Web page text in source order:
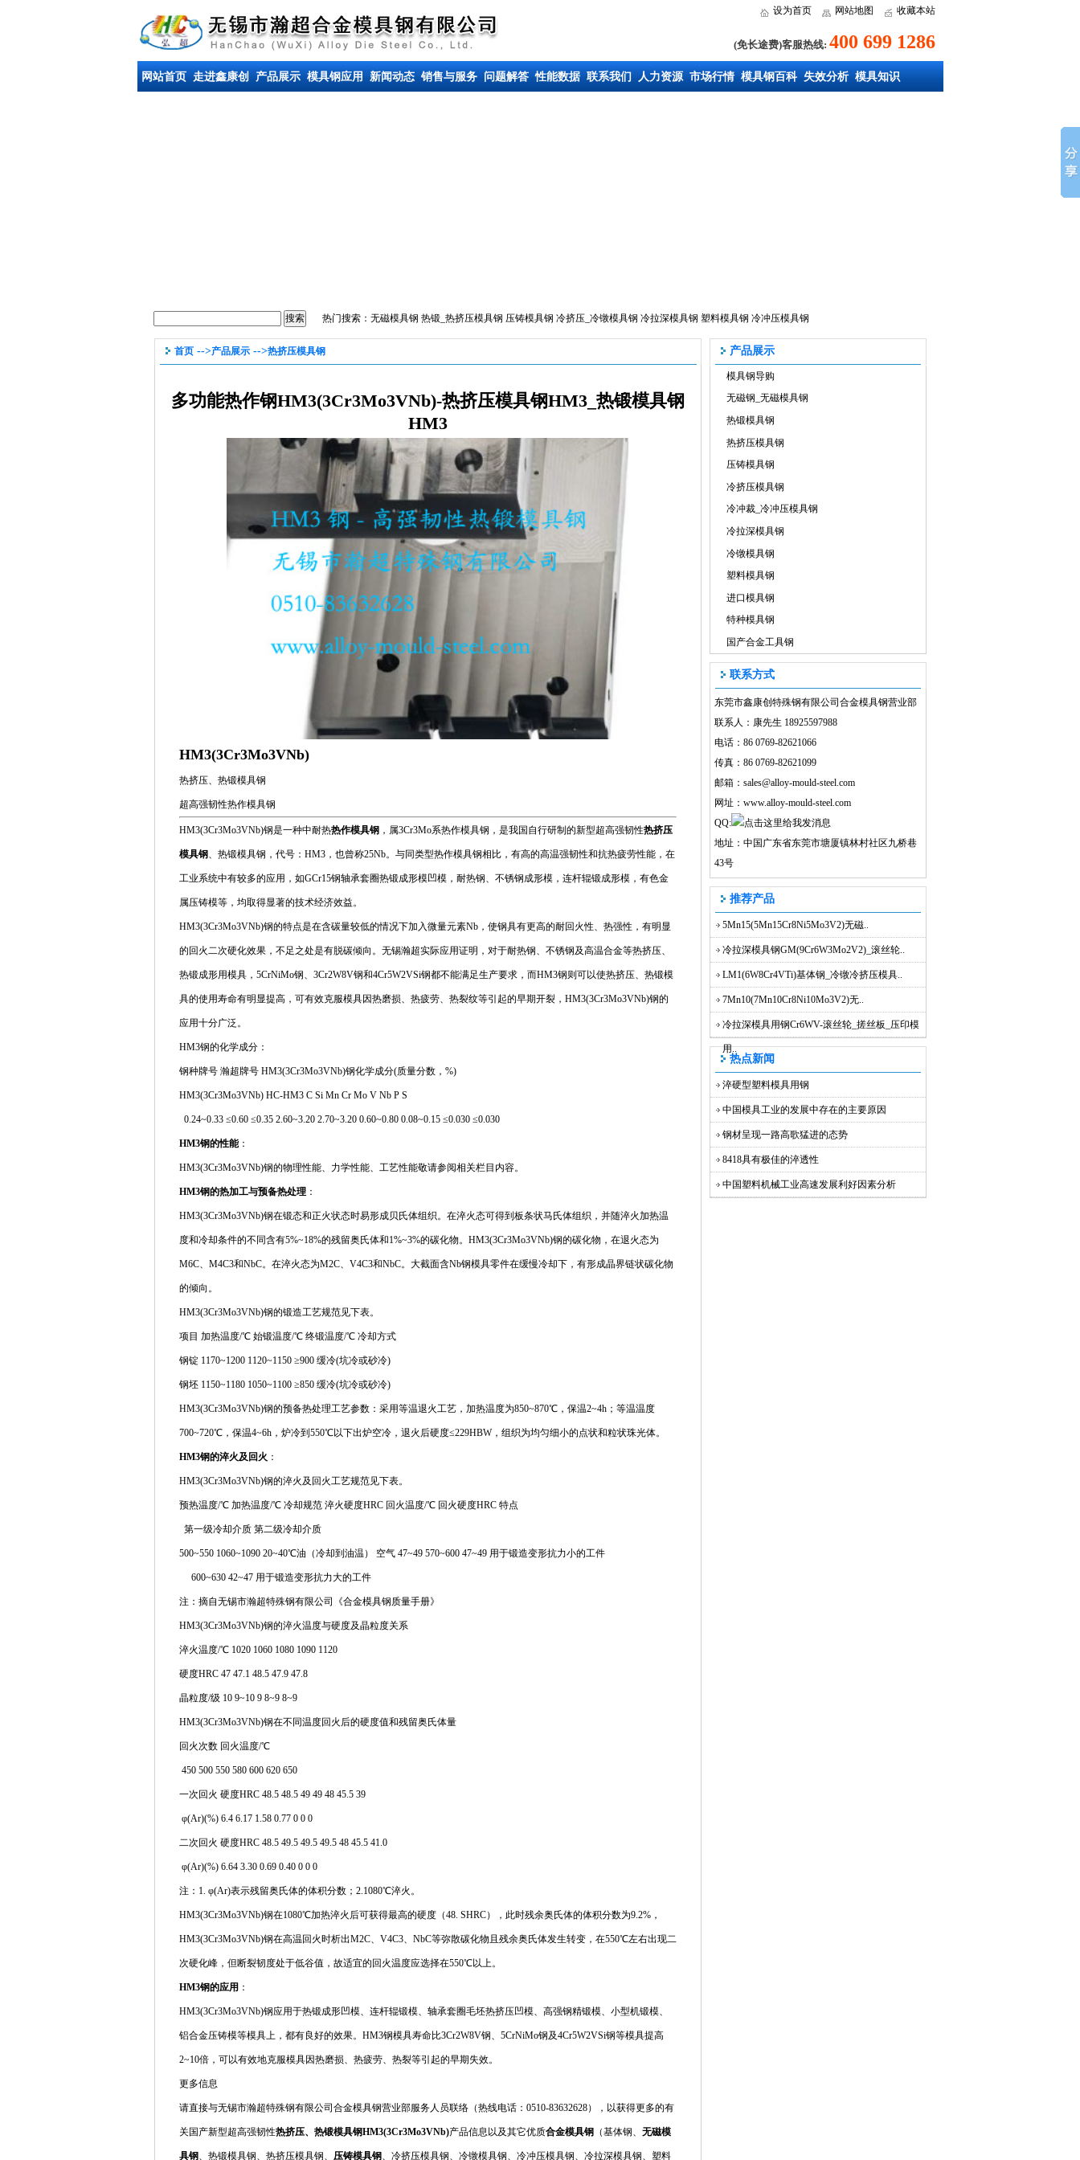
设为首页 网站地图 收藏本站
(免长途费)客服热线: 400 699 1286
网站首页 走进鑫康创 产品展示 模具钢应用 新闻动态 销售与服务 问题解答 性能数据 联系我们 人力资源 市场行情 模具钢百科 失效分析 模具知识
热门搜索： 无磁模具钢 热锻_热挤压模具钢 压铸模具钢 冷挤压_冷镦模具钢 冷拉深模具钢 塑料模具钢 冷冲压模具钢
首页-->产品展示-->热挤压模具钢
多功能热作钢HM3(3Cr3Mo3VNb)-热挤压模具钢HM3_热锻模具钢
HM3
HM3(3Cr3Mo3VNb)
热挤压、热锻模具钢
超高强韧性热作模具钢
HM3(3Cr3Mo3VNb)钢是一种中耐热热作模具钢 ，属3Cr3Mo系热作模具钢，是我国自行研制的新型超高强韧性热挤压
模具钢、热锻模具钢，代号：HM3，也曾称25Nb。与同类型热作模具钢相比，有高的高温强韧性和抗热疲劳性能，在
工业系统中有较多的应用，如GCr15钢轴承套圈热锻成形模凹模，耐热钢、不锈钢成形模，连杆辊锻成形模，有色金
属压铸模等，均取得显著的技术经济效益。
HM3(3Cr3Mo3VNb)钢的特点是在含碳量较低的情况下加入微量元素Nb，使钢具有更高的耐回火性、热强性，有明显
的回火二次硬化效果，不足之处是有脱碳倾向。无锡瀚超实际应用证明，对于耐热钢、不锈钢及高温合金等热挤压、
热锻成形用模具，5CrNiMo钢、3Cr2W8V钢和4Cr5W2VSi钢都不能满足生产要求，而HM3钢则可以使热挤压、热锻模
具的使用寿命有明显提高，可有效克服模具因热磨损、热疲劳、热裂纹等引起的早期开裂，HM3(3Cr3Mo3VNb)钢的
应用十分广泛。
HM3钢的化学成分：
钢种牌号 瀚超牌号 HM3(3Cr3Mo3VNb)钢化学成分(质量分数，%)
HM3(3Cr3Mo3VNb) HC-HM3 C Si Mn Cr Mo V Nb P S
0.24~0.33 ≤0.60 ≤0.35 2.60~3.20 2.70~3.20 0.60~0.80 0.08~0.15 ≤0.030 ≤0.030
HM3钢的性能：
HM3(3Cr3Mo3VNb)钢的物理性能、力学性能、工艺性能敬请参阅相关栏目内容。
HM3钢的热加工与预备热处理：
HM3(3Cr3Mo3VNb)钢在锻态和正火状态时易形成贝氏体组织。在淬火态可得到板条状马氏体组织，并随淬火加热温
度和冷却条件的不同含有5%~18%的残留奥氏体和1%~3%的碳化物。HM3(3Cr3Mo3VNb)钢的碳化物，在退火态为
M6C、M4C3和NbC。在淬火态为M2C、V4C3和NbC。大截面含Nb钢模具零件在缓慢冷却下，有形成晶界链状碳化物
的倾向。
HM3(3Cr3Mo3VNb)钢的锻造工艺规范见下表。
项目 加热温度/℃ 始锻温度/℃ 终锻温度/℃ 冷却方式
钢锭 1170~1200 1120~1150 ≥900 缓冷(坑冷或砂冷)
钢坯 1150~1180 1050~1100 ≥850 缓冷(坑冷或砂冷)
HM3(3Cr3Mo3VNb)钢的预备热处理工艺参数：采用等温退火工艺，加热温度为850~870℃，保温2~4h；等温温度
700~720℃，保温4~6h，炉冷到550℃以下出炉空冷，退火后硬度≤229HBW，组织为均匀细小的点状和粒状珠光体。
HM3钢的淬火及回火 ：
HM3(3Cr3Mo3VNb)钢的淬火及回火工艺规范见下表。
预热温度/℃ 加热温度/℃ 冷却规范 淬火硬度HRC 回火温度/℃ 回火硬度HRC 特点
第一级冷却介质 第二级冷却介质
500~550 1060~1090 20~40℃油（冷却到油温） 空气 47~49 570~600 47~49 用于锻造变形抗力小的工件
600~630 42~47 用于锻造变形抗力大的工件
注：摘自无锡市瀚超特殊钢有限公司《合金模具钢质量手册》
HM3(3Cr3Mo3VNb)钢的淬火温度与硬度及晶粒度关系
淬火温度/℃ 1020 1060 1080 1090 1120
硬度HRC 47 47.1 48.5 47.9 47.8
晶粒度/级 10 9~10 9 8~9 8~9
HM3(3Cr3Mo3VNb)钢在不同温度回火后的硬度值和残留奥氏体量
回火次数 回火温度/℃
450 500 550 580 600 620 650
一次回火 硬度HRC 48.5 48.5 49 49 48 45.5 39
φ(Ar)(%) 6.4 6.17 1.58 0.77 0 0 0
二次回火 硬度HRC 48.5 49.5 49.5 49.5 48 45.5 41.0
φ(Ar)(%) 6.64 3.30 0.69 0.40 0 0 0
注：1. φ(Ar)表示残留奥氏体的体积分数；2.1080℃淬火。
HM3(3Cr3Mo3VNb)钢在1080℃加热淬火后可获得最高的硬度（48. SHRC），此时残余奥氏体的体积分数为9.2%，
HM3(3Cr3Mo3VNb)钢在高温回火时析出M2C、V4C3、NbC等弥散碳化物且残余奥氏体发生转变，在550℃左右出现二
次硬化峰，但断裂韧度处于低谷值，故适宜的回火温度应选择在550℃以上。
HM3钢的应用 ：
HM3(3Cr3Mo3VNb)钢应用于热锻成形凹模、连杆辊锻模、轴承套圈毛坯热挤压凹模、高强钢精锻模、小型机锻模、
铝合金压铸模等模具上，都有良好的效果。HM3钢模具寿命比3Cr2W8V钢、5CrNiMo钢及4Cr5W2VSi钢等模具提高
2~10倍，可以有效地克服模具因热磨损、热疲劳、热裂等引起的早期失效。
更多信息
请直接与无锡市瀚超特殊钢有限公司合金模具钢营业部服务人员联络（热线电话：0510-83632628），以获得更多的有
关国产新型超高强韧性热挤压、热锻模具钢HM3(3Cr3Mo3VNb)产品信息以及其它优质合金模具钢 （基体钢、 无磁模
具钢、热锻模具钢、热挤压模具钢、 压铸模具钢、冷挤压模具钢、冷镦模具钢、冷冲压模具钢、冷拉深模具钢、塑料
产品展示
模具钢导购
无磁钢_无磁模具钢
热锻模具钢
热挤压模具钢
压铸模具钢
冷挤压模具钢
冷冲裁_冷冲压模具钢
冷拉深模具钢
冷镦模具钢
塑料模具钢
进口模具钢
特种模具钢
国产合金工具钢
联系方式
东莞市鑫康创特殊钢有限公司合金模具钢营业部
联系人：康先生 18925597988
电话：86 0769-82621066
传真：86 0769-82621099
邮箱： sales@alloy-mould-steel.com
网址： www.alloy-mould-steel.com
QQ:
地址：中国广东省东莞市塘厦镇林村社区九桥巷
43号
推荐产品
5Mn15(5Mn15Cr8Ni5Mo3V2)无磁..
冷拉深模具钢GM(9Cr6W3Mo2V2)_滚丝轮..
LM1(6W8Cr4VTi)基体钢_冷镦冷挤压模具..
7Mn10(7Mn10Cr8Ni10Mo3V2)无..
冷拉深模具用钢Cr6WV-滚丝轮_搓丝板_压印模
用..
热点新闻
淬硬型塑料模具用钢
中国模具工业的发展中存在的主要原因
钢材呈现一路高歌猛进的态势
8418具有极佳的淬透性
中国塑料机械工业高速发展利好因素分析